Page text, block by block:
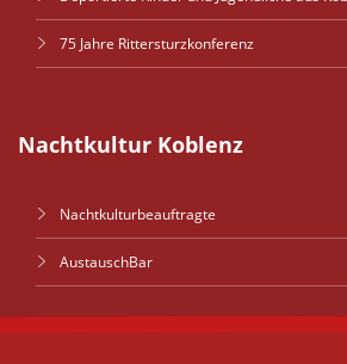
75 Jahre Rittersturzkonferenz
Nachtkultur Koblenz
Nachtkulturbeauftragte
AustauschBar